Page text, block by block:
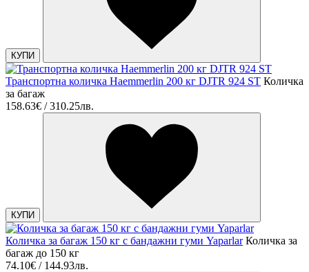
КУПИ
Транспортна количка Haemmerlin 200 кг DJTR 924 ST Количка
за багаж
158.63€ / 310.25лв.
КУПИ
Количка за багаж 150 кг с бандажни гуми Yaparlar Количка за
багаж до 150 кг
74.10€ / 144.93лв.